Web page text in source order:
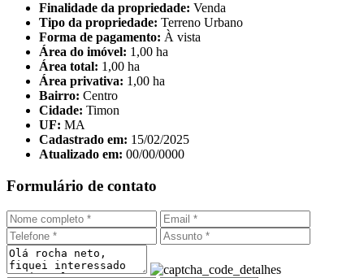
Finalidade da propriedade: Venda
Tipo da propriedade: Terreno Urbano
Forma de pagamento: À vista
Área do imóvel: 1,00 ha
Área total: 1,00 ha
Área privativa: 1,00 ha
Bairro: Centro
Cidade: Timon
UF: MA
Cadastrado em: 15/02/2025
Atualizado em: 00/00/0000
Formulário de contato